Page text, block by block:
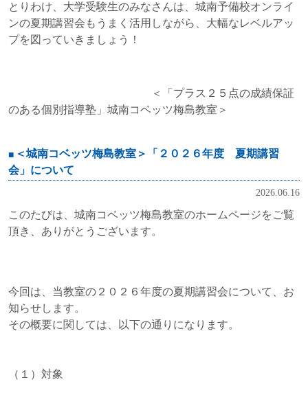
とりわけ、大学受験生のみなさんは、城南予備校オンライ
ンの夏期講習会もうまく活用しながら、大幅なレベルアッ
プを図っていきましょう！
＜「プラス２５点の成績保証
のある個別指導塾」城南コベッツ梅島教室＞
＜城南コベッツ梅島教室＞「２０２６年度 夏期講習
会」について
2026.06.16
このたびは、城南コベッツ梅島教室のホームページをご覧
頂き、ありがとうございます。
今回は、当教室の２０２６年度の夏期講習会について、お
知らせします。
その概要に関しては、以下の通りになります。
（１）対象